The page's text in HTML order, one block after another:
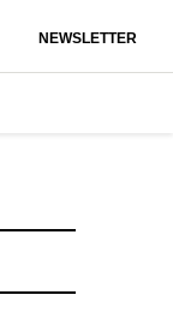
NEWSLETTER